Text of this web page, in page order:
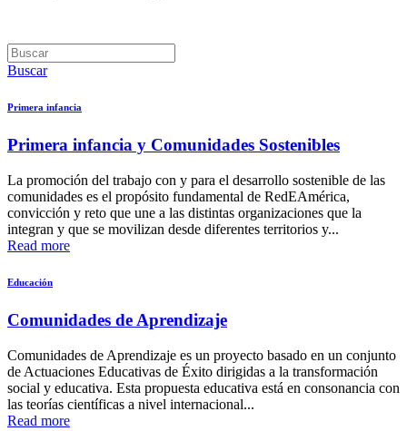
Buscar
Primera infancia
Primera infancia y Comunidades Sostenibles
La promoción del trabajo con y para el desarrollo sostenible de las
comunidades es el propósito fundamental de RedEAmérica,
convicción y reto que une a las distintas organizaciones que la
integran y que se movilizan desde diferentes territorios y...
Read more
Educación
Comunidades de Aprendizaje
Comunidades de Aprendizaje es un proyecto basado en un conjunto
de Actuaciones Educativas de Éxito dirigidas a la transformación
social y educativa. Esta propuesta educativa está en consonancia con
las teorías científicas a nivel internacional...
Read more